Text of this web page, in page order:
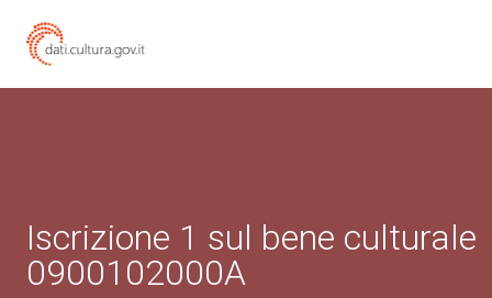
Iscrizione 1 sul bene culturale
0900102000A